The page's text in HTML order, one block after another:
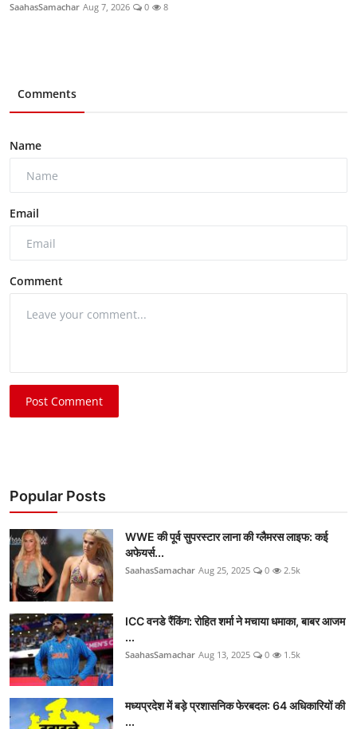
SaahasSamachar Aug 7, 2026 0 8
Comments
Name
Email
Comment
Post Comment
Popular Posts
WWE की पूर्व सुपरस्टार लाना की ग्लैमरस लाइफ: कई
अफेयर्स...
SaahasSamachar Aug 25, 2025 0 2.5k
ICC वनडे रैंकिंग: रोहित शर्मा ने मचाया धमाका, बाबर आजम
...
SaahasSamachar Aug 13, 2025 0 1.5k
मध्यप्रदेश में बड़े प्रशासनिक फेरबदल: 64 अधिकारियों की
...